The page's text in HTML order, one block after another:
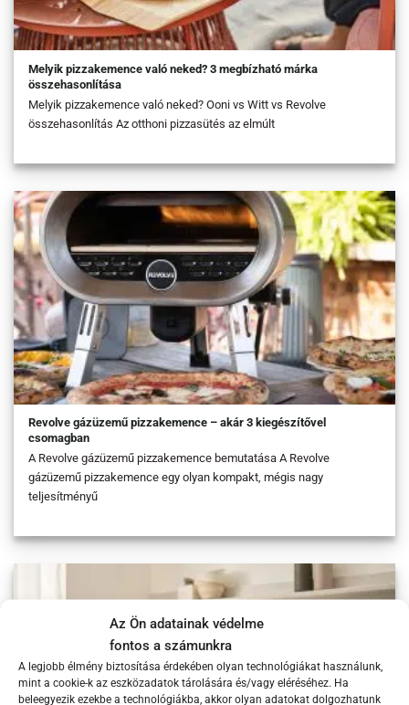
Az Ön adatainak védelme
fontos a számunkra
A legjobb élmény biztosítása érdekében olyan technológiákat használunk,
mint a cookie-k az eszközadatok tárolására és/vagy eléréséhez. Ha
beleegyezik ezekbe a technológiákba, akkor olyan adatokat dolgozhatunk
Melyik pizzakemence való neked? 3 megbízható márka
összehasonlítása
Melyik pizzakemence való neked? Ooni vs Witt vs Revolve
összehasonlítás Az otthoni pizzasütés az elmúlt
Revolve gázüzemű pizzakemence – akár 3 kiegészítővel
csomagban
A Revolve gázüzemű pizzakemence bemutatása A Revolve
gázüzemű pizzakemence egy olyan kompakt, mégis nagy
teljesítményű